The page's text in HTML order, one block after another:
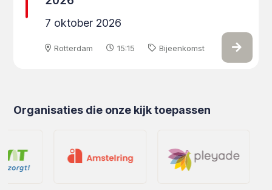
7 oktober 2026
Rotterdam 15:15 Bijeenkomst
Organisaties die onze kijk toepassen